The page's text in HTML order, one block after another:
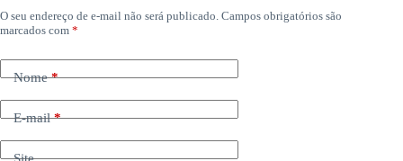
O seu endereço de e-mail não será publicado. Campos obrigatórios são
marcados com *
Nome*
E-mail*
Site